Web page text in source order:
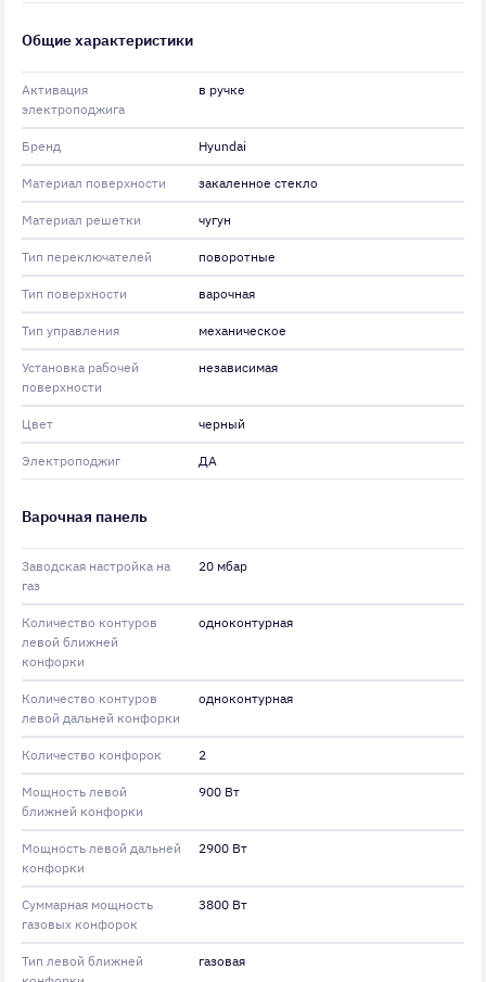
Общие характеристики
Активация
электроподжига
в ручке
Бренд Hyundai
Материал поверхности закаленное стекло
Материал решетки чугун
Тип переключателей поворотные
Тип поверхности варочная
Тип управления механическое
Установка рабочей
поверхности
независимая
Цвет черный
Электроподжиг ДА
Варочная панель
Заводская настройка на
газ
20 мбар
Количество контуров
левой ближней
конфорки
одноконтурная
Количество контуров
левой дальней конфорки
одноконтурная
Количество конфорок 2
Мощность левой
ближней конфорки
900 Вт
Мощность левой дальней
конфорки
2900 Вт
Суммарная мощность
газовых конфорок
3800 Вт
Тип левой ближней
газовая